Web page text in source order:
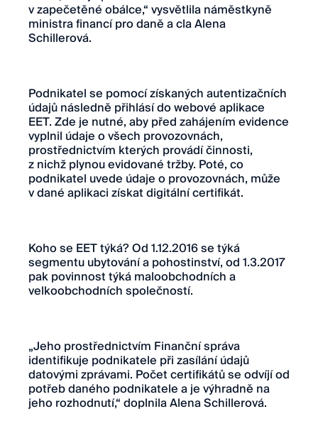
v zapečetěné obálce,“ vysvětlila náměstkyně
ministra financí pro daně a cla Alena
Schillerová.
Podnikatel se pomocí získaných autentizačních
údajů následně přihlásí do webové aplikace
EET. Zde je nutné, aby před zahájením evidence
vyplnil údaje o všech provozovnách,
prostřednictvím kterých provádí činnosti,
z nichž plynou evidované tržby. Poté, co
podnikatel uvede údaje o provozovnách, může
v dané aplikaci získat digitální certifikát.
Koho se EET týká? Od 1.12.2016 se týká
segmentu ubytování a pohostinství, od 1.3.2017
pak povinnost týká maloobchodních a
velkoobchodních společností.
„Jeho prostřednictvím Finanční správa
identifikuje podnikatele při zasílání údajů
datovými zprávami. Počet certifikátů se odvíjí od
potřeb daného podnikatele a je výhradně na
jeho rozhodnutí,“ doplnila Alena Schillerová.